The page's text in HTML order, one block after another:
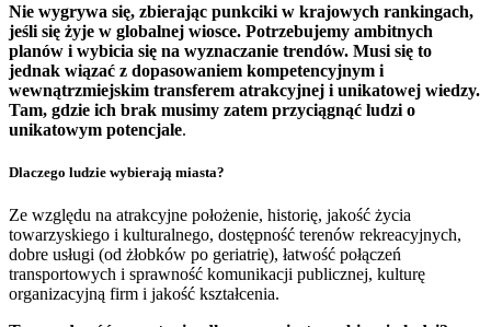
Nie wygrywa się, zbierając punkciki w krajowych rankingach,
jeśli się żyje w globalnej wiosce. Potrzebujemy ambitnych
planów i wybicia się na wyznaczanie trendów. Musi się to
jednak wiązać z dopasowaniem kompetencyjnym i
wewnątrzmiejskim transferem atrakcyjnej i unikatowej wiedzy.
Tam, gdzie ich brak musimy zatem przyciągnąć ludzi o
unikatowym potencjale.
Dlaczego ludzie wybierają miasta?
Ze względu na atrakcyjne położenie, historię, jakość życia
towarzyskiego i kulturalnego, dostępność terenów rekreacyjnych,
dobre usługi (od żłobków po geriatrię), łatwość połączeń
transportowych i sprawność komunikacji publicznej, kulturę
organizacyjną firm i jakość kształcenia.